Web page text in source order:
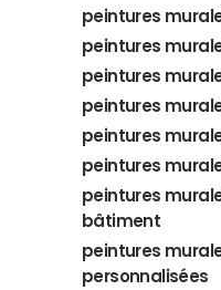
peintures
peintures
peintures
peintures
peintures
peintures
peintures
bâtiment
peintures
personnalisées